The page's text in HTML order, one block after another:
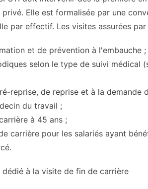
Elle est formalisée par une
par effectif. Les visites assurées
et de prévention à l'embauche ;
selon le type de suivi médical
reprise, de reprise et à la demande
du travail ;
à 45 ans ;
carrière pour les salariés ayant
dédié à la visite de fin de carrière